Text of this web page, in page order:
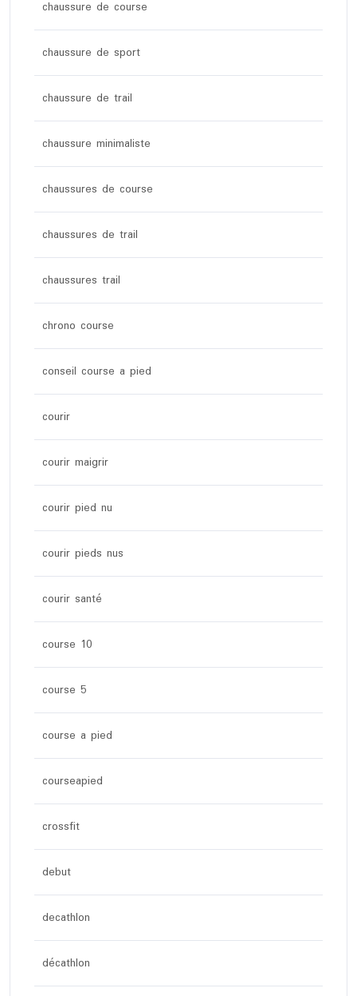
chaussure de course
chaussure de sport
chaussure de trail
chaussure minimaliste
chaussures de course
chaussures de trail
chaussures trail
chrono course
conseil course a pied
courir
courir maigrir
courir pied nu
courir pieds nus
courir santé
course 10
course 5
course a pied
courseapied
crossfit
debut
decathlon
décathlon